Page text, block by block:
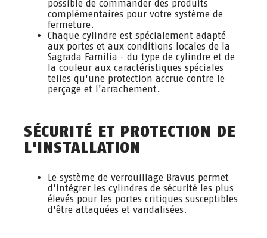
possible de commander des produits
complémentaires pour votre système de
fermeture.
Chaque cylindre est spécialement adapté
aux portes et aux conditions locales de la
Sagrada Familia - du type de cylindre et de
la couleur aux caractéristiques spéciales
telles qu'une protection accrue contre le
perçage et l'arrachement.
SÉCURITÉ ET PROTECTION DE
L'INSTALLATION
Le système de verrouillage Bravus permet
d'intégrer les cylindres de sécurité les plus
élevés pour les portes critiques susceptibles
d'être attaquées et vandalisées.